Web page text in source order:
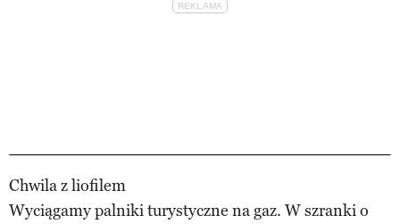
Chwila z liofilem
Wyciągamy palniki turystyczne na gaz. W szranki o